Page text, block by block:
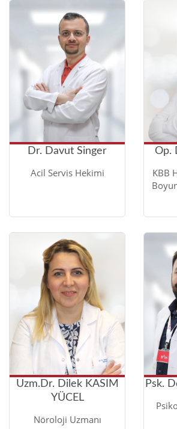
Dr. Davut Singer
Acil Servis Hekimi
Op.
KBB
Uzm.Dr. Dilek KASIM
YÜCEL
Nöroloji Uzmanı
Psk.